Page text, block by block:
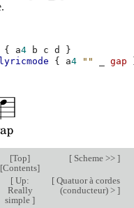
{ a4 b c d
}
{ a4 "" gap
[Top]
[Contents]
[Scheme >> ]
[ Up:
Really
simple]
[Quatuor à cordes
(conducteur) > ]